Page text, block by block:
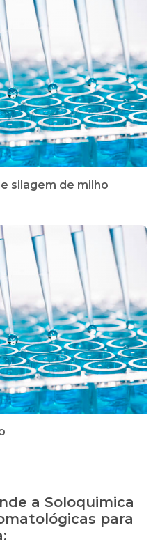
silagem de milho
a Soloquimica
para